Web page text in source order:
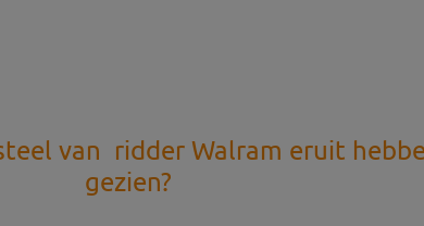
van ridder Walram eruit
gezien?